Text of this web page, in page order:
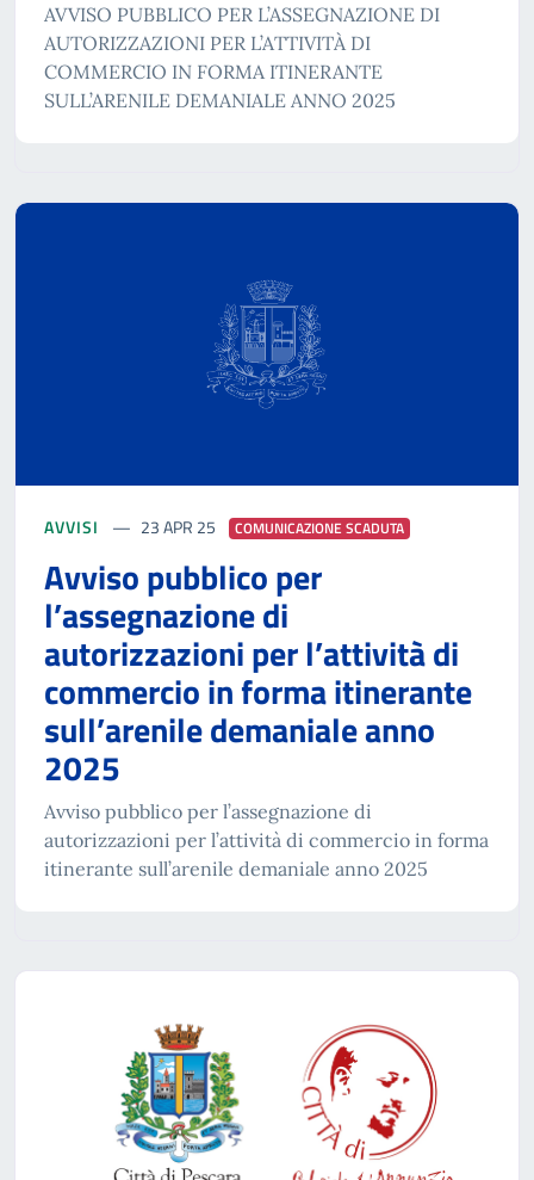
AVVISO PUBBLICO PER L’ASSEGNAZIONE DI
AUTORIZZAZIONI PER L’ATTIVITÀ DI
COMMERCIO IN FORMA ITINERANTE
SULL’ARENILE DEMANIALE ANNO 2025
AVVISI 23 APR 25 COMUNICAZIONE SCADUTA
Avviso pubblico per
l’assegnazione di
autorizzazioni per l’attività di
commercio in forma itinerante
sull’arenile demaniale anno
2025
Avviso pubblico per l’assegnazione di
autorizzazioni per l’attività di commercio in forma
itinerante sull’arenile demaniale anno 2025